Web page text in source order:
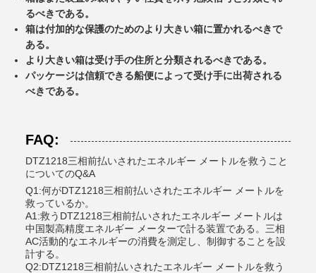
るべきである。
箱は付加的な保護のためのより大きい箱に置かれるべきで
ある。
より大きい箱は受け手の住所と分類されるべきである。
パッケージは信頼できる船便によって受け手に出荷される
べきである。
FAQ:
DTZ1218三相前払いされたエネルギー メートルを救うこと
についてのQ&A
Q1:何がDTZ1218三相前払いされたエネルギー メートルを
救っているか。
A1:救うDTZ1218三相前払いされたエネルギー メートルは
中国製高精度エネルギー メーターで計る装置である。三相
AC活動的なエネルギーの消費を測定し、制御することを設
計する。
Q2:DTZ1218三相前払いされたエネルギー メートルを救う